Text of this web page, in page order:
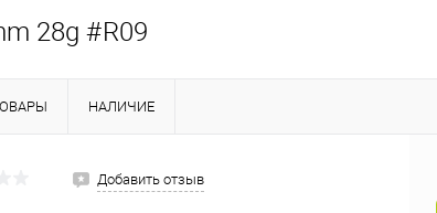
28g #R09
НАЛИЧИЕ
Добавить отзыв